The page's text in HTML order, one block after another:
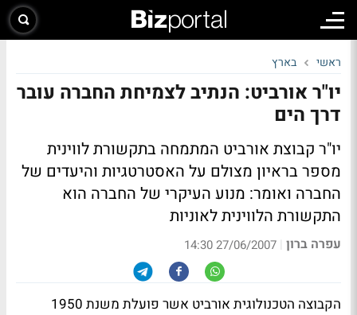
ראשי בארץ
יו"ר אורביט: הנתיב לצמיחת החברה עובר
דרך הים
יו"ר קבוצת אורביט המתמחה בתקשורת לווינית
מספר בראיון מצולם על האסטרטגיות והיעדים של
החברה ואומר: מנוע העיקרי של החברה הוא
התקשורת הלווינית לאוניות
עפרה ברון |
27/06/2007 14:30
הקבוצה הטכנולוגית אורביט אשר פועלת משנת 1950